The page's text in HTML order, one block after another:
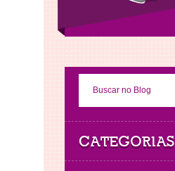
CATEGORIAS